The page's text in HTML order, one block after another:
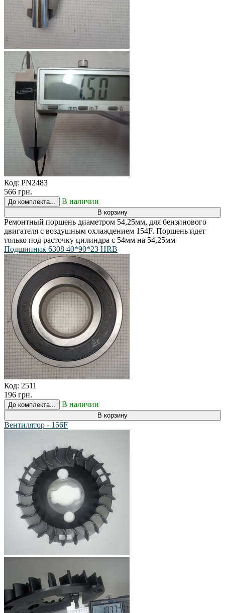
Код: PN2483
566 грн.
До комплекта... В наличии
В корзину
Ремонтный поршень диаметром 54,25мм, для бензинового
двигателя c воздушным охлаждением 154F. Поршень идет
только под расточку цилиндра с 54мм на 54,25мм
Подшипник 6308 40*90*23 HRB
Код: 2511
196 грн.
До комплекта... В наличии
В корзину
Вентилятор - 156F